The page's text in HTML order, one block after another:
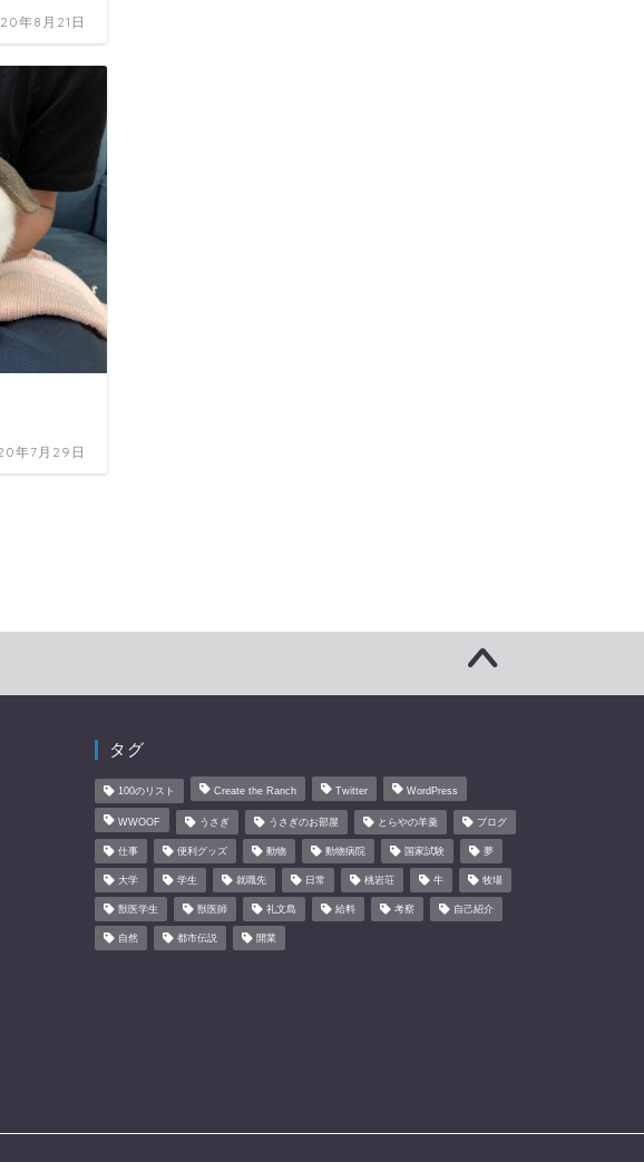
年8月21日
年7月29日
タグ
100のリスト Create the Ranch Twitter WordPress
WWOOF うさぎ うさぎのお部屋 とらやの羊羹 ブログ
仕事 便利グッズ 動物 動物病院 国家試験 夢
大学 学生 就職先 日常 桃岩荘 牛 牧場
獣医学生 獣医師 礼文島 給料 考察 自己紹介
自然 都市伝説 開業